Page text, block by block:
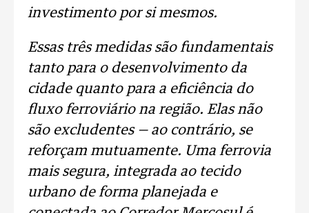
investimento por si mesmos.
Essas três medidas são fundamentais
tanto para o desenvolvimento da
cidade quanto para a eficiência do
fluxo ferroviário na região. Elas não
são excludentes — ao contrário, se
reforçam mutuamente. Uma ferrovia
mais segura, integrada ao tecido
urbano de forma planejada e